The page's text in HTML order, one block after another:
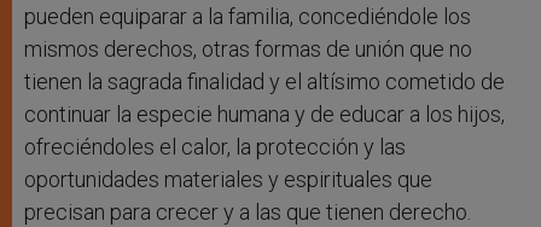
pueden equiparar a la familia, concediéndole los
mismos derechos, otras formas de unión que no
tienen la sagrada finalidad y el altísimo cometido de
continuar la especie humana y de educar a los hijos,
ofreciéndoles el calor, la protección y las
oportunidades materiales y espirituales que
precisan para crecer y a las que tienen derecho.